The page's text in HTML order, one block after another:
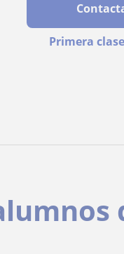
Primera